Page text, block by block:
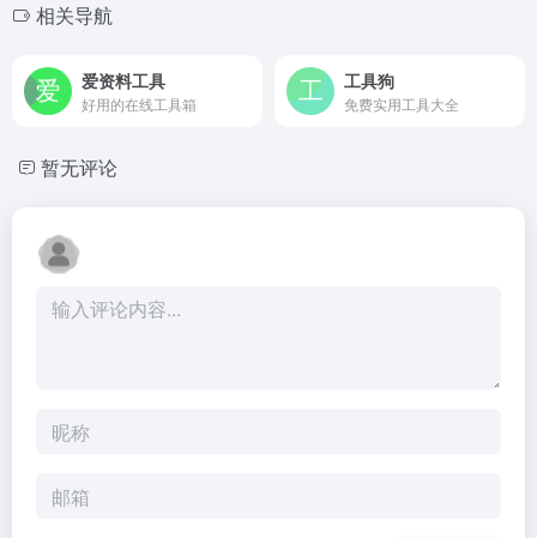
相关导航
爱资料工具
好用的在线工具箱
工具狗
免费实用工具大全
暂无评论